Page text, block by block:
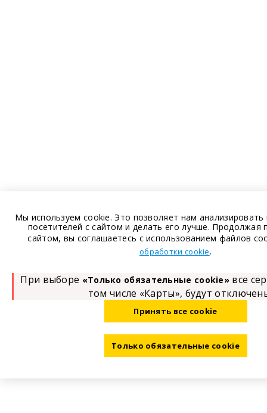
Мы используем cookie. Это позволяет нам анализировать
посетителей с сайтом и делать его лучше. Продолжая
сайтом, вы соглашаетесь с использованием файлов
обработки cookie.
При выборе «Только обязательные cookie» все
том числе «Карты», будут
Принять все cookie
Только обязательные cookie